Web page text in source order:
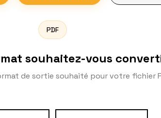
PDF
souhaitez-vous
de sortie souhaité pour votre fichier